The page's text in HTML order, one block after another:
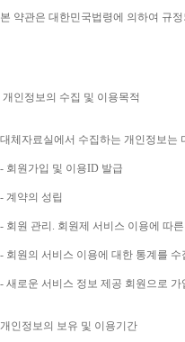
본 약관은 대한민국법령에 의하여 규
개인정보의 수집 및 이용목적
대체자료실에서 수집하는 개인정보는
- 회원가입 및 이용ID 발급
- 계약의 성립
- 회원 관리 . 회원제 서비스 이용에 따
- 회원의 서비스 이용에 대한 통계를 수
- 새로운 서비스 정보 제공 회원으로
개인정보의 보유 및 이용기간